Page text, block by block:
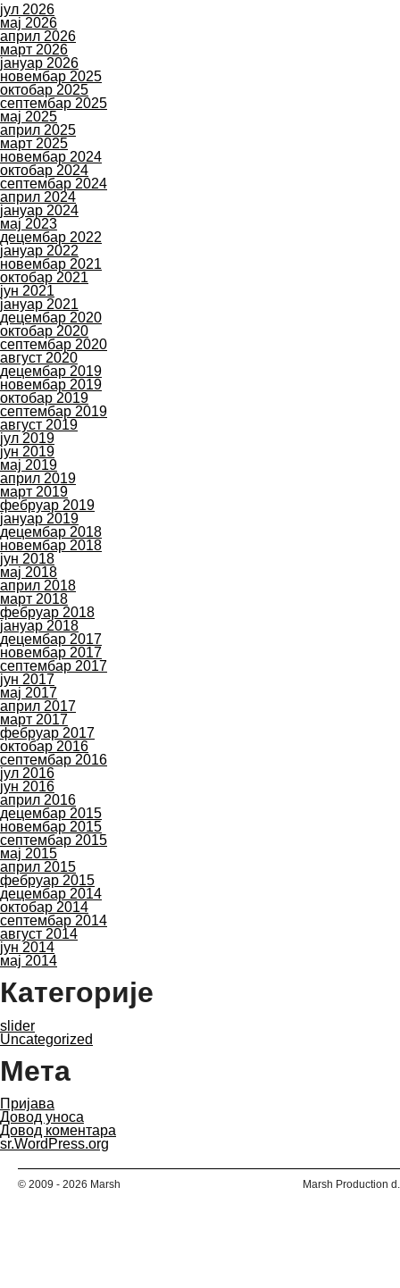
јул 2026
мај 2026
април 2026
март 2026
јануар 2026
новембар 2025
октобар 2025
септембар 2025
мај 2025
април 2025
март 2025
новембар 2024
октобар 2024
септембар 2024
април 2024
јануар 2024
мај 2023
децембар 2022
јануар 2022
новембар 2021
октобар 2021
јун 2021
јануар 2021
децембар 2020
октобар 2020
септембар 2020
август 2020
децембар 2019
новембар 2019
октобар 2019
септембар 2019
август 2019
јул 2019
јун 2019
мај 2019
април 2019
март 2019
фебруар 2019
јануар 2019
децембар 2018
новембар 2018
јун 2018
мај 2018
април 2018
март 2018
фебруар 2018
јануар 2018
децембар 2017
новембар 2017
септембар 2017
јун 2017
мај 2017
април 2017
март 2017
фебруар 2017
октобар 2016
септембар 2016
јул 2016
јун 2016
април 2016
децембар 2015
новембар 2015
септембар 2015
мај 2015
април 2015
фебруар 2015
децембар 2014
октобар 2014
септембар 2014
август 2014
јун 2014
мај 2014
Категорије
slider
Uncategorized
Мета
Пријава
Довод уноса
Довод коментара
sr.WordPress.org
© 2009 - 2026 Marsh Marsh Production